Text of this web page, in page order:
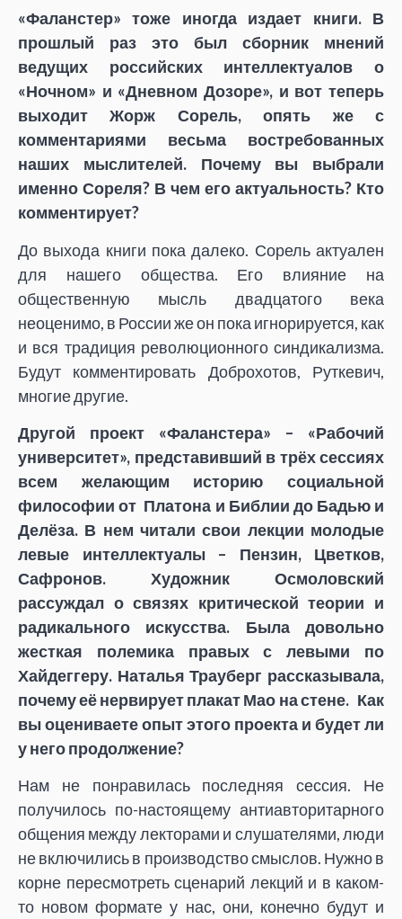
«Фаланстер» тоже иногда издает книги. В
прошлый раз это был сборник мнений
ведущих российских интеллектуалов о
«Ночном» и «Дневном Дозоре», и вот теперь
выходит Жорж Сорель, опять же с
комментариями весьма востребованных
наших мыслителей. Почему вы выбрали
именно Сореля? В чем его актуальность? Кто
комментирует?
До выхода книги пока далеко. Сорель актуален
для нашего общества. Его влияние на
общественную мысль двадцатого века
неоценимо, в России же он пока игнорируется, как
и вся традиция революционного синдикализма.
Будут комментировать Доброхотов, Руткевич,
многие другие.
Другой проект «Фаланстера» – «Рабочий
университет», представивший в трёх сессиях
всем желающим историю социальной
философии от Платона и Библии до Бадью и
Делёза. В нем читали свои лекции молодые
левые интеллектуалы – Пензин, Цветков,
Сафронов. Художник Осмоловский
рассуждал о связях критической теории и
радикального искусства. Была довольно
жесткая полемика правых с левыми по
Хайдеггеру. Наталья Трауберг рассказывала,
почему её нервирует плакат Мао на стене. Как
вы оцениваете опыт этого проекта и будет ли
у него продолжение?
Нам не понравилась последняя сессия. Не
получилось по-настоящему антиавторитарного
общения между лекторами и слушателями, люди
не включились в производство смыслов. Нужно в
корне пересмотреть сценарий лекций и в каком-
то новом формате у нас, они, конечно будут и